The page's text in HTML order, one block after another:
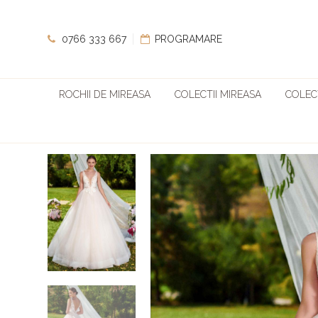
0766 333 667 PROGRAMARE
ROCHII DE MIREASA COLECTII MIREASA